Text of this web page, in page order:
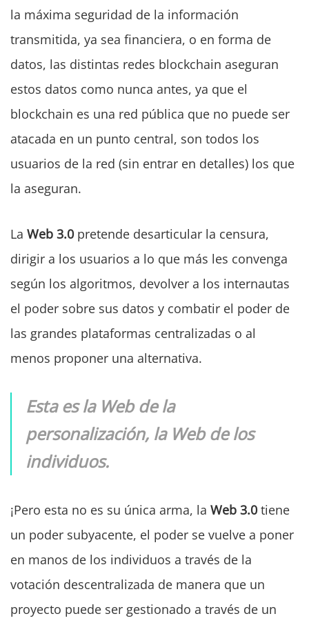
la máxima seguridad de la información
transmitida, ya sea financiera, o en forma de
datos, las distintas redes blockchain aseguran
estos datos como nunca antes, ya que el
blockchain es una red pública que no puede ser
atacada en un punto central, son todos los
usuarios de la red (sin entrar en detalles) los que
la aseguran.
La Web 3.0 pretende desarticular la censura,
dirigir a los usuarios a lo que más les convenga
según los algoritmos, devolver a los internautas
el poder sobre sus datos y combatir el poder de
las grandes plataformas centralizadas o al
menos proponer una alternativa.
Esta es la Web de la
personalización, la Web de los
individuos.
¡Pero esta no es su única arma, la Web 3.0 tiene
un poder subyacente, el poder se vuelve a poner
en manos de los individuos a través de la
votación descentralizada de manera que un
proyecto puede ser gestionado a través de un